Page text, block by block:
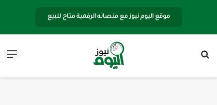
موقع اليوم نيوز مع منصاته الرقمية متاح للبيع